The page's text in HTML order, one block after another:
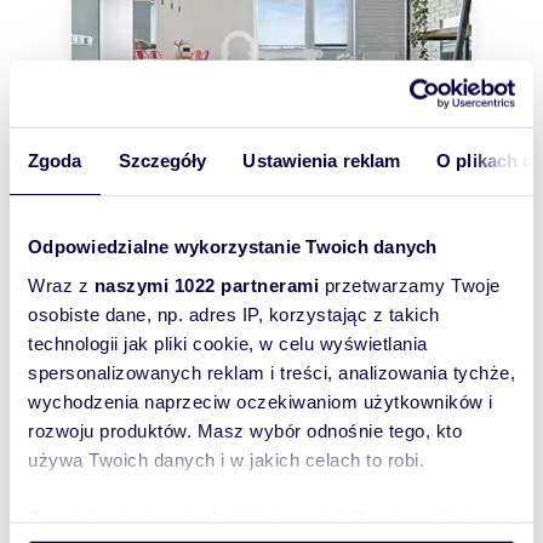
Zgoda Szczegóły Ustawienia reklam O plikach
Odpowiedzialne wykorzystanie Twoich danych
Wraz z naszymi 1022 partnerami przetwarzamy Twoje
osobiste dane, np. adres IP, korzystając z takich
technologii jak pliki cookie, w celu wyświetlania
spersonalizowanych reklam i treści, analizowania tychże,
wychodzenia naprzeciw oczekiwaniom użytkowników i
rozwoju produktów. Masz wybór odnośnie tego, kto
używa Twoich danych i w jakich celach to robi.
47,84m2 2 73zł/m
Nowoczesny 2-pokojowy apartament z
tarasem i Smart Home
3 500 zł/mc + czynsz: 670 zł
mieszkanie Poznań, Grunwald,
Świerzawska
NOWOCZESNY APARTAMENT NA OSTATNIM
PIĘTRZE | UL. ŚWIERZAWSKA. Z TARASEM I
MIEJSCEM W HALI GARAŻOWEJOstatnie piętro |